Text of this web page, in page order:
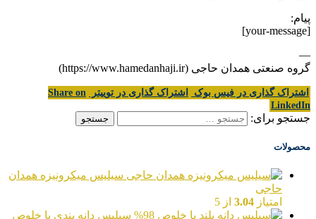
پیام:
[your-message]
—
گروه صنعتی همدان حاجی (https://www.hamedanhaji.ir)
اشتراک گذاری در فیس بوک اشتراک گذاری در توییتر
Share on
LinkedIn
جستجو برای:
محصولات
سیلیس میکرونیزه همدان
حاجی
امتیاز 3.04 از 5
سیلیس دانه بندی با خلوص